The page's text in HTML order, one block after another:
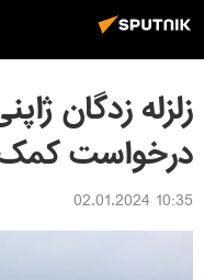
زلزله زدگان
درخواست کمک
10:35 02.01.2024